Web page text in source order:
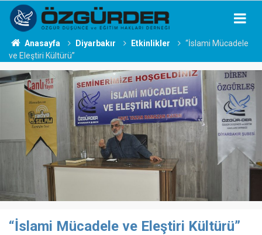
Anasayfa Diyarbakır Etkinlikler
“İslami Mücadele
ve Eleştiri Kültürü”
“İslami Mücadele ve Eleştiri Kültürü”